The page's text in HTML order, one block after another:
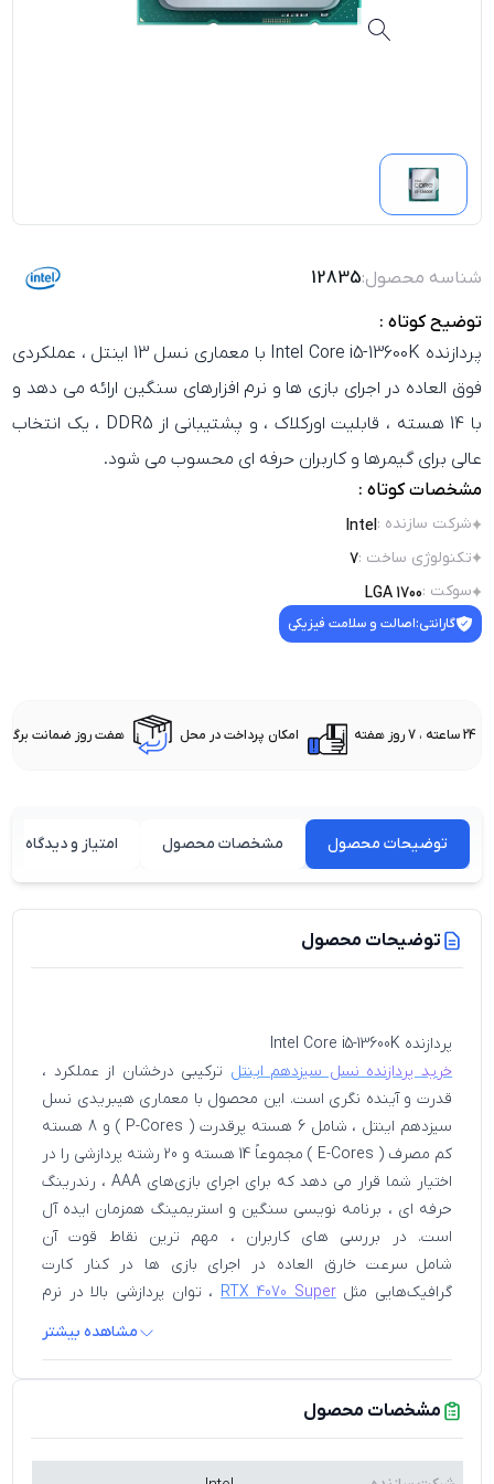
شناسه محصول:12835
توضیح کوتاه :
پردازنده Intel Core i5-13600K با معماری نسل 13 اینتل ، عملکردی
فوق‌ العاده در اجرای بازی‌ ها و نرم‌ افزارهای سنگین ارائه می‌ دهد و
با 14 هسته ، قابلیت اورکلاک ، و پشتیبانی از DDR5 ، یک انتخاب
عالی برای گیمرها و کاربران حرفه‌ ای محسوب می‌ شود.
مشخصات کوتاه :
شرکت سازنده :
Intel
تکنولوژی ساخت :
7
سوکت :
LGA 1700
گارانتی:اصالت و سلامت فیزیکی
24 ساعته ، 7 روز هفته امکان پرداخت در محل هفت روز ضمانت
توضیحات محصول مشخصات محصول امتیاز و دیدگاه
توضیحات محصول
پردازنده Intel Core i5-13600K
خرید پردازنده نسل سیزدهم اینتل ترکیبی درخشان از عملکرد ،
قدرت و آینده‌ نگری است. این محصول با معماری هیبریدی نسل
سیزدهم اینتل ، شامل 6 هسته پرقدرت ( P-Cores ) و 8 هسته
کم‌ مصرف ( E-Cores ) مجموعاً 14 هسته و 20 رشته پردازشی را در
اختیار شما قرار می‌ دهد که برای اجرای بازی‌های AAA ، رندرینگ
حرفه‌ ای ، برنامه‌ نویسی سنگین و استریمینگ همزمان ایده‌ آل
است. در بررسی‌ های کاربران ، مهم‌ ترین نقاط قوت آن
شامل سرعت خارق‌ العاده در اجرای بازی‌ ها در کنار کارت
گرافیک‌هایی مثلRTX 4070 Super ، توان پردازشی بالا در نرم‌
حتی در حالت اورکلاک عنوان شده‌ اند. در ویدئوهای مقایسه‌ ای
یوتیوب ، این پردازنده در کنار رم DDR5 با فرکانس بالا و
مادربردهای مدرن سری Z790 مثل
بازی‌ ها جلو می‌ زند. از دیگر ویژگی‌ های این پردازنده می‌ توان به
مشاهده بیشتر
مشخصات محصول